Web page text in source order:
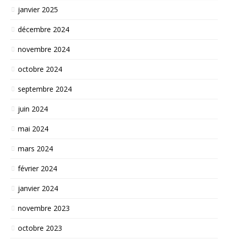
janvier 2025
décembre 2024
novembre 2024
octobre 2024
septembre 2024
juin 2024
mai 2024
mars 2024
février 2024
janvier 2024
novembre 2023
octobre 2023